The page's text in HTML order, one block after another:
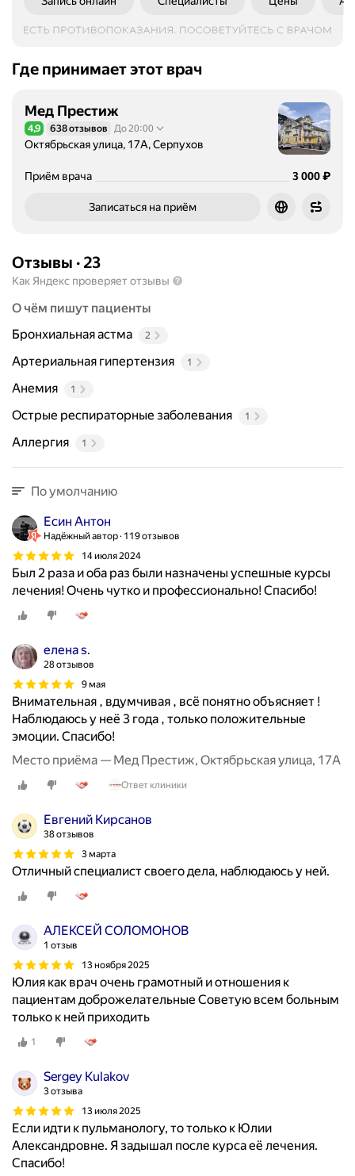
Где принимает этот врач
Мед Престиж
Рейтинг 4,9 из 5
4,9 638 отзывов До 20:00
Октябрьская улица, 17А, Серпухов
Приём врача Цена
3000
3 000₽
Записаться на приём
Отзывы · 23
Как Яндекс проверяет отзывы
О чём пишут пациенты
Бронхиальная астма
2
Артериальная гипертензия 1
Анемия 1
Острые респираторные заболевания 1
Аллергия 1
По умолчанию
Есин Антон
Надёжный автор 119 отзывов
14 июля 2024
Был 2 раза и оба раз были назначены успешные курсы
лечения! Очень чутко и профессионально! Спасибо!
елена s.
28 отзывов
9 мая
Внимательная , вдумчивая , всё понятно объясняет !
Наблюдаюсь у неё 3 года , только положительные
эмоции. Спасибо!
Место приёма — Мед Престиж, Октябрьская улица, 17А
Ответ клиники
Евгений Кирсанов
38 отзывов
3 марта
Отличный специалист своего дела, наблюдаюсь у ней.
АЛЕКСЕЙ СОЛОМОНОВ
1 отзыв
13 ноября 2025
Юлия как врач очень грамотный и отношения к
пациентам доброжелательные Советую всем больным
только к ней приходить
1
Sergey Kulakov
3 отзыва
13 июля 2025
Если идти к пульманологу, то только к Юлии
Александровне. Я задышал после курса её лечения.
Спасибо!